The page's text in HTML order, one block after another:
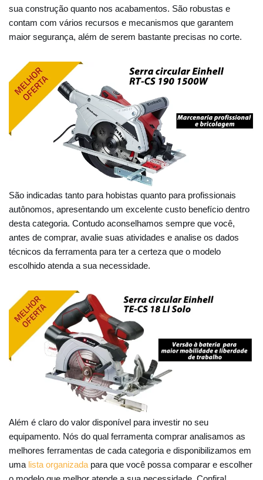
sua construção quanto nos acabamentos. São robustas e
contam com vários recursos e mecanismos que garantem
maior segurança, além de serem bastante precisas no corte.
São indicadas tanto para hobistas quanto para profissionais
autônomos, apresentando um excelente custo benefício dentro
desta categoria. Contudo aconselhamos sempre que você,
antes de comprar, avalie suas atividades e analise os dados
técnicos da ferramenta para ter a certeza que o modelo
escolhido atenda a sua necessidade.
Além é claro do valor disponível para investir no seu
equipamento. Nós do qual ferramenta comprar analisamos as
melhores ferramentas de cada categoria e disponibilizamos em
uma lista organizada para que você possa comparar e escolher